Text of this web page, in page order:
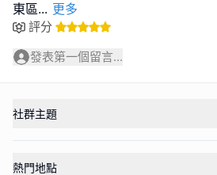
東區... 更多
評分
發表第一個留言...
社群主題
熱門地點